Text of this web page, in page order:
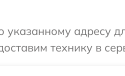
адресу
технику в